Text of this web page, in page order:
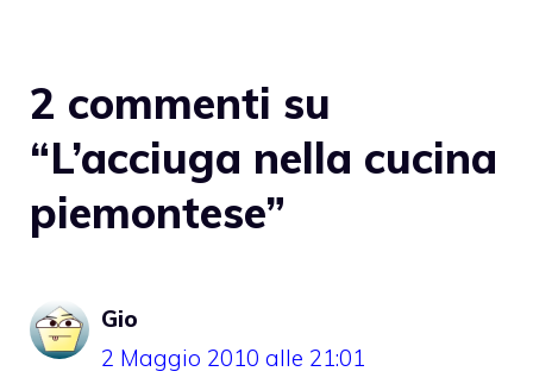
2 commenti su
“L’acciuga nella cucina
piemontese”
Gio
2 Maggio 2010 alle 21:01